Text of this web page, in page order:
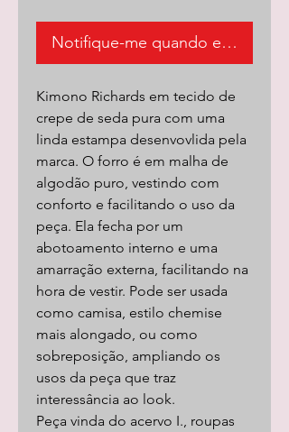
Notifique-me quando estiver
Kimono Richards em tecido de
crepe de seda pura com uma
linda estampa desenvovlida pela
marca. O forro é em malha de
algodão puro, vestindo com
conforto e facilitando o uso da
peça. Ela fecha por um
abotoamento interno e uma
amarração externa, facilitando na
hora de vestir. Pode ser usada
como camisa, estilo chemise
mais alongado, ou como
sobreposição, ampliando os
usos da peça que traz
interessância ao look.
Peça vinda do acervo I., roupas